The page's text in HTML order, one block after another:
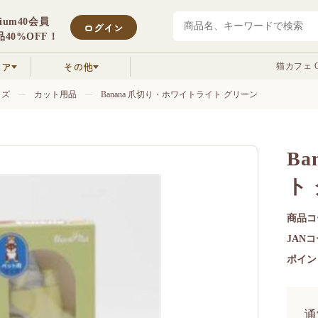
会員
40%OFF！
ログイン
その他 猫カフェ
カット用品 Banana 爪切り・ホワイトライト グリーン
商品
ポイ
JANコ